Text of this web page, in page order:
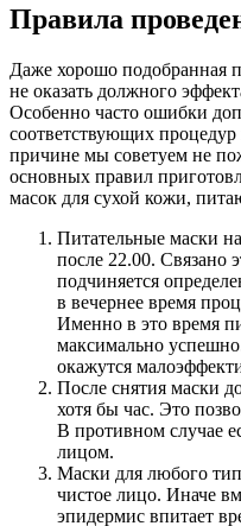
Правила
Даже хорошо подобранная
не оказать должного
Особенно часто ошибки
соответствующих
причине мы советуем не
основных правил
масок для сухой кожи,
Питательные маски
после 22.00. Связано
подчиняется
в вечернее время
Именно в это время
максимально
окажутся
После снятия маски
хотя бы час. Это
В противном случае
лицом.
Маски для любого
чистое лицо. Иначе
эпидермис впитает